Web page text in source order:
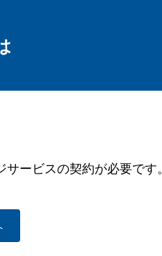
ービスの契約が必要です。